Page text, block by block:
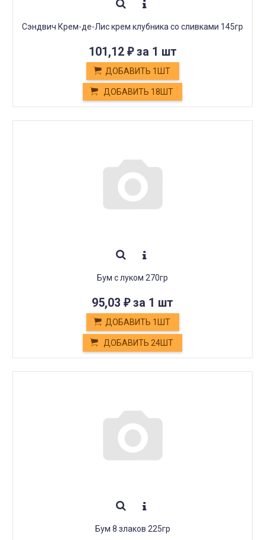
Сэндвич Крем-де-Лис крем клубника со сливками 145гр
101,12 ₽за 1 шт
ДОБАВИТЬ 1ШТ
ДОБАВИТЬ 18ШТ
Бум с луком 270гр
95,03 ₽за 1 шт
ДОБАВИТЬ 1ШТ
ДОБАВИТЬ 24ШТ
Бум 8 злаков 225гр